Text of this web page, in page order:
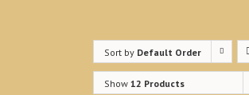
Sort by Default Order
Show 12 Products